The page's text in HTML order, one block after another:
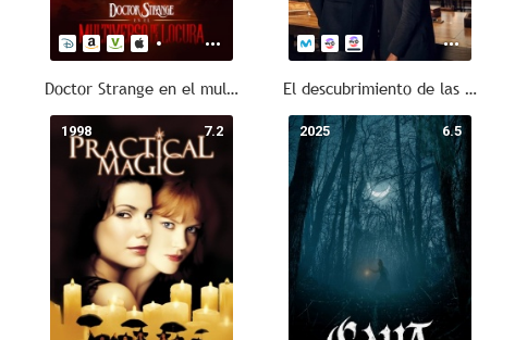
Doctor Strange en el multiverso de la locura El descubrimiento de las brujas
7.2
1998 6.5
2025